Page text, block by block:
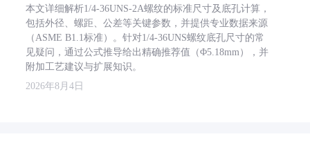
本文详细解析1/4-36UNS-2A螺纹的标准尺寸及底孔计算，
包括外径、螺距、公差等关键参数，并提供专业数据来源
（ASME B1.1标准）。针对1/4-36UNS螺纹底孔尺寸的常
见疑问，通过公式推导给出精确推荐值（Φ5.18mm），并
附加工艺建议与扩展知识。
2026年8月4日